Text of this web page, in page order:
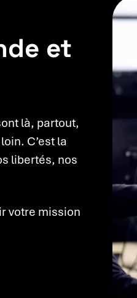
et
là, partout,
C’est la
libertés, nos
votre mission